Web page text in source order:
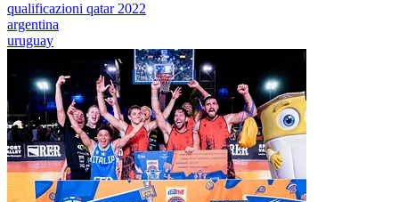
qualificazioni qatar 2022
argentina
uruguay